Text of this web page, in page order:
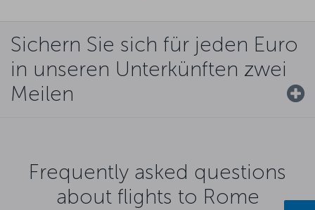
Sichern Sie sich für jeden Euro
in unseren Unterkünften zwei
Meilen
Frequently asked questions
about flights to Rome